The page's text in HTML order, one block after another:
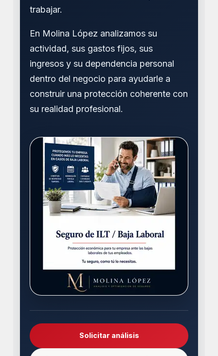
trabajar.
En Molina López analizamos su
actividad, sus gastos fijos, sus
ingresos y su dependencia personal
dentro del negocio para ayudarle a
construir una protección coherente con
su realidad profesional.
Solicitar análisis